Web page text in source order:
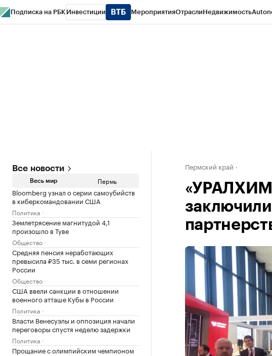
Подписка на РБК Инвестиции МероприятияОтраслиНедвижимость
Все новости
Весь мир Пермь
Bloomberg узнал о серии самоубийств
в киберкомандовании США
Политика
Землетрясение магнитудой 4,1
произошло в Туве
Общество
Средняя пенсия неработающих
превысила ₽35 тыс. в семи регионах
России
Общество
США ввели санкции в отношении
военного атташе Кубы в России
Политика
Власти Венесуэлы и оппозиция начали
переговоры спустя неделю задержки
Политика
Прощание с олимпийским чемпионом
Пермский край